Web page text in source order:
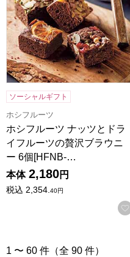
ソーシャルギフト
ホシフルーツ
ホシフルーツ ナッツとドラ
イフルーツの贅沢ブラウニ
ー 6個[HFNB-…
本体 2,180円
税込 2,354.40円
1 〜 60 件（全 90 件）